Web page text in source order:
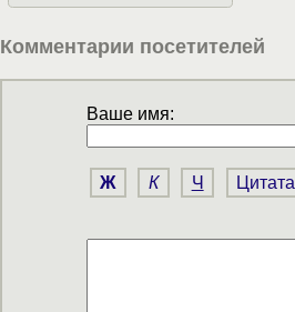
Комментарии посетителей
Ваше имя:
Ж К Ч Цитата